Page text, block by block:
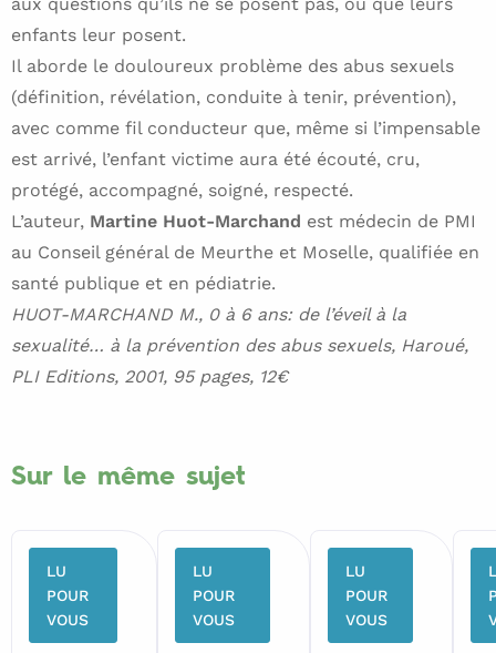
enfants leur posent.
Il aborde le douloureux problème des abus sexuels
(définition, révélation, conduite à tenir, prévention),
avec comme fil conducteur que, même si l’impensable
est arrivé, l’enfant victime aura été écouté, cru,
protégé, accompagné, soigné, respecté.
L’auteur, Martine Huot-Marchand est médecin de PMI
au Conseil général de Meurthe et Moselle, qualifiée en
santé publique et en pédiatrie.
HUOT-MARCHAND M., 0 à 6 ans: de l’éveil à la
sexualité… à la prévention des abus sexuels, Haroué,
PLI Editions, 2001, 95 pages, 12€
Sur le même sujet
LU
POUR
VOUS
LU
POUR
VOUS
LU
POUR
VOUS